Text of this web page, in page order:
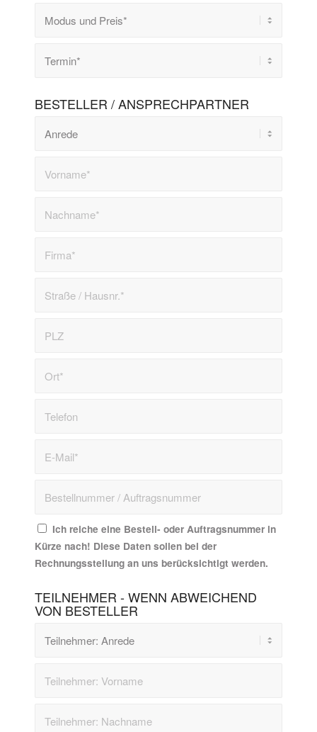
BESTELLER / ANSPRECHPARTNER
Ich reiche eine Bestell- oder Auftragsnummer in
Kürze nach! Diese Daten sollen bei der
Rechnungsstellung an uns berücksichtigt werden.
TEILNEHMER - WENN ABWEICHEND
VON BESTELLER